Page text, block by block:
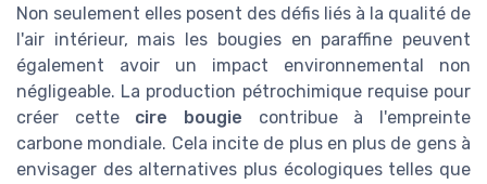
Non seulement elles posent des défis liés à la qualité de
l'air intérieur, mais les bougies en paraffine peuvent
également avoir un impact environnemental non
négligeable. La production pétrochimique requise pour
créer cette cire bougie contribue à l'empreinte
carbone mondiale. Cela incite de plus en plus de gens à
envisager des alternatives plus écologiques telles que